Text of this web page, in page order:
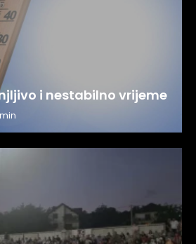
i nestabilno vrijeme